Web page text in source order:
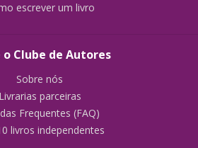
escrever um livro
o Clube de Autores
Sobre nós
Livrarias parceiras
Frequentes (FAQ)
livros independentes